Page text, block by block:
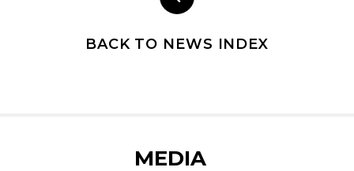
BACK TO NEWS INDEX
MEDIA